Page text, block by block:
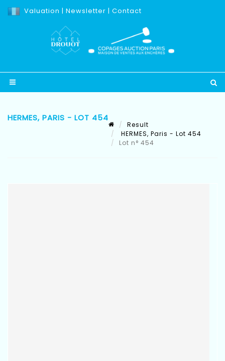
Valuation | Newsletter | Contact
HERMES, PARIS - LOT 454
Result
HERMES, Paris - Lot 454
Lot n° 454